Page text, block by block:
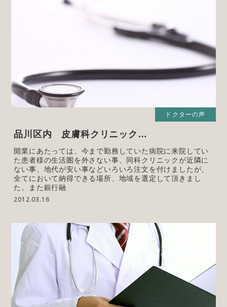
ドクターの声
品川区内 皮膚科クリニック…
開業にあたっては、今まで勤務していた病院に来院してい
た患者様の生活圏を外さない事、同科クリニックが近隣に
ない事、地代が安い事などいろいろ注文を付けましたが、
全てにおいて納得できる場所、地域を選定して頂きまし
た。また銀行融
2012.03.16